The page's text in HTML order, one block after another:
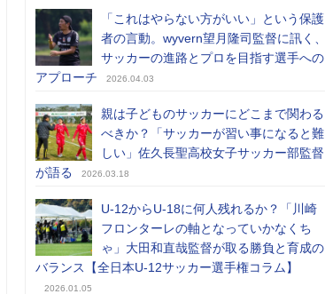
「これはやらない方がいい」という保護
者の言動。wyvern望月隆司監督に訊く、
サッカーの進路とプロを目指す選手への
アプローチ
2026.04.03
親は子どものサッカーにどこまで関わる
べきか？「サッカーが習い事になると難
しい」佐久長聖高校女子サッカー部監督
が語る
2026.03.18
U-12からU-18に何人残れるか？「川崎
フロンターレの軸となっていかなくち
ゃ」大田和直哉監督が取る勝負と育成の
バランス【全日本U-12サッカー選手権コラム】
2026.01.05